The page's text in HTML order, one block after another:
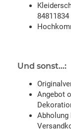
84811834
Und sonst...:
Angebot
Abholung